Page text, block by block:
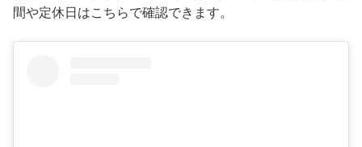
間や定休日はこちらで確認できます。